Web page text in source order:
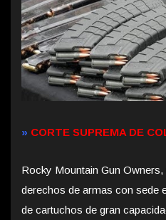
» CORTE SUPREMA DE
Rocky Mountain Gun
derechos de armas con sede
de cartuchos de gran